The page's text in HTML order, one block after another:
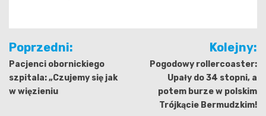
Nawigacja
wpisu
Poprzedni:
Pacjenci obornickiego
szpitala: „Czujemy się jak
w więzieniu
Kolejny:
Pogodowy rollercoaster:
Upały do 34 stopni, a
potem burze w polskim
Trójkącie Bermudzkim!